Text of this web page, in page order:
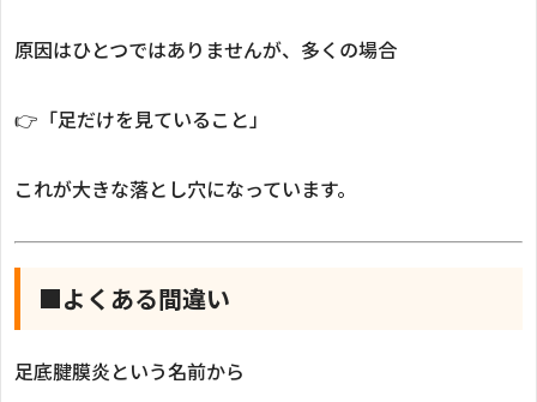
原因はひとつではありませんが、多くの場合
👉「足だけを見ていること」
これが大きな落とし穴になっています。
■よくある間違い
足底腱膜炎という名前から